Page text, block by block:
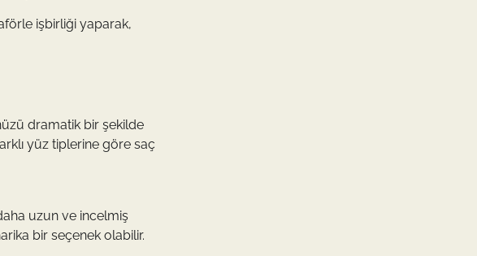
işbirliği yaparak,
dramatik bir şekilde
yüz tiplerine göre saç
uzun ve incelmiş
bir seçenek olabilir.